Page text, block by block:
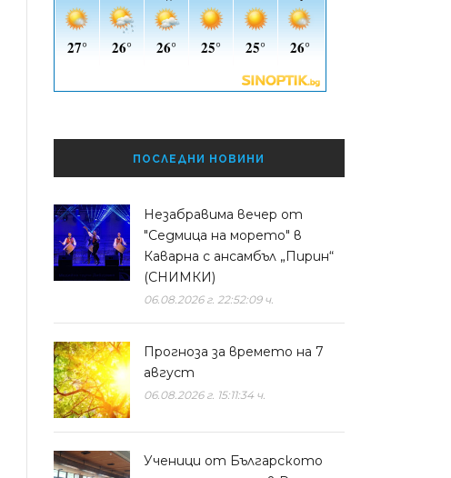
ПОСЛЕДНИ НОВИНИ
Незабравима вечер от
"Седмица на морето" в
Каварна с ансамбъл „Пирин“
(СНИМКИ)
06.08.2026 г. 22:52:09 ч.
Прогноза за времето на 7
август
06.08.2026 г. 15:11:34 ч.
Ученици от Българското